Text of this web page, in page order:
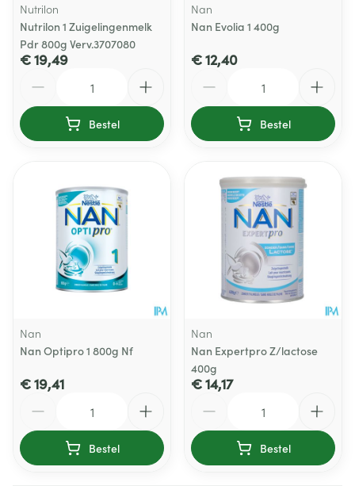
Nutrilon
Nutrilon 1 Zuigelingenmelk
Pdr 800g Verv.3707080
€ 19,49
Bestel
Nan
Nan Evolia 1 400g
€ 12,40
Bestel
Nan
Nan Optipro 1 800g Nf
€ 19,41
Bestel
Nan
Nan Expertpro Z/lactose
400g
€ 14,17
Bestel